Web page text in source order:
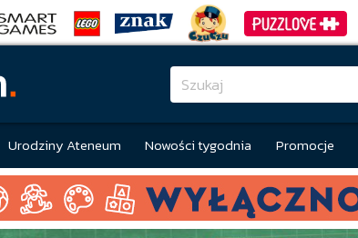
Urodziny Ateneum Nowości tygodnia Promocje